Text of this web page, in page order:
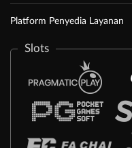
Platform Penyedia Layanan
Slots